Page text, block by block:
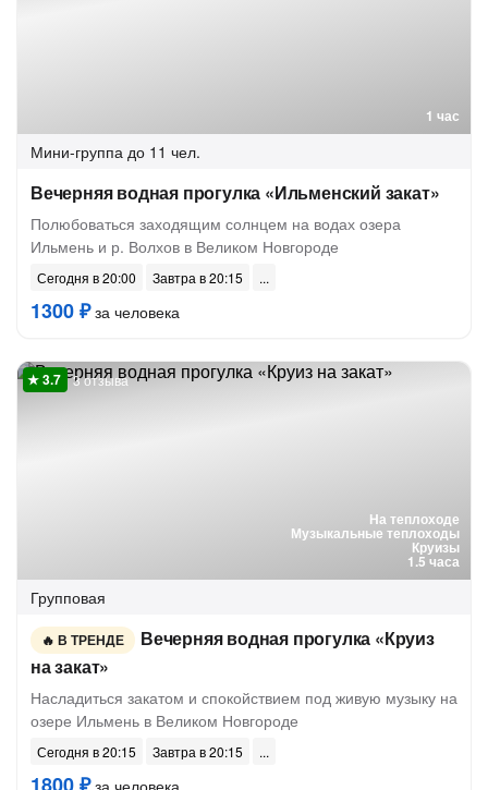
1 час
Мини-группа до 11 чел.
Вечерняя водная прогулка «Ильменский закат»
Полюбоваться заходящим солнцем на водах озера
Ильмень и р. Волхов в Великом Новгороде
Сегодня в 20:00 Завтра в 20:15
1300 ₽за человека
На теплоходе
Музыкальные теплоходы
Круизы
1.5 часа
3 отзыва
Групповая
В ТРЕНДЕ
Вечерняя водная прогулка «Круиз
на закат»
Насладиться закатом и спокойствием под живую музыку на
озере Ильмень в Великом Новгороде
Сегодня в 20:15 Завтра в 20:15
за человека